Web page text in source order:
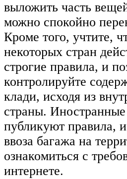
выложить часть
можно спокойно
Кроме того, учтите,
некоторых стран
строгие правила, и
контролируйте
клади, исходя из
страны. Иностранные
публикуют правила,
ввоза багажа на
ознакомиться с
интернете.